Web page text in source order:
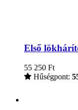
Első
55 250 Ft
Hűségpont: